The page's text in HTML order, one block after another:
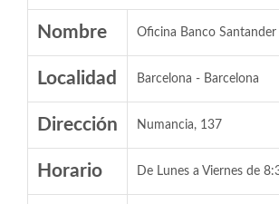
Nombre Oficina Banco
Localidad Barcelona - Barcelona
Dirección Numancia, 137
Horario De Lunes a Viernes de